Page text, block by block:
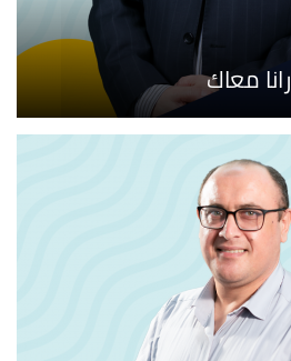
رانا معاك